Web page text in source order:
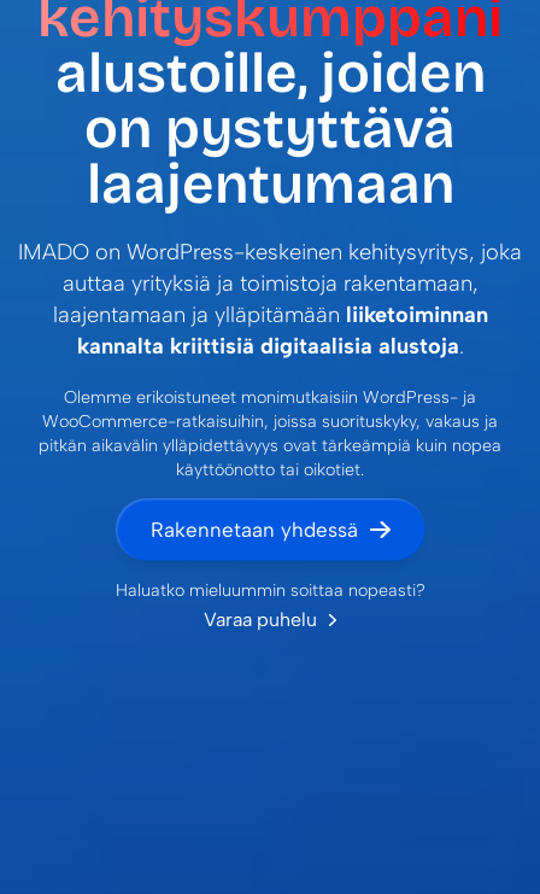
kehityskumppani
alustoille, joiden
on pystyttävä
laajentumaan
IMADO on WordPress-keskeinen kehitysyritys, joka
auttaa yrityksiä ja toimistoja rakentamaan,
laajentamaan ja ylläpitämään liiketoiminnan
kannalta kriittisiä digitaalisia alustoja.
Olemme erikoistuneet monimutkaisiin WordPress- ja
WooCommerce-ratkaisuihin, joissa suorituskyky, vakaus ja
pitkän aikavälin ylläpidettävyys ovat tärkeämpiä kuin nopea
käyttöönotto tai oikotiet.
Rakennetaan yhdessä
Haluatko mieluummin soittaa nopeasti?
Varaa puhelu